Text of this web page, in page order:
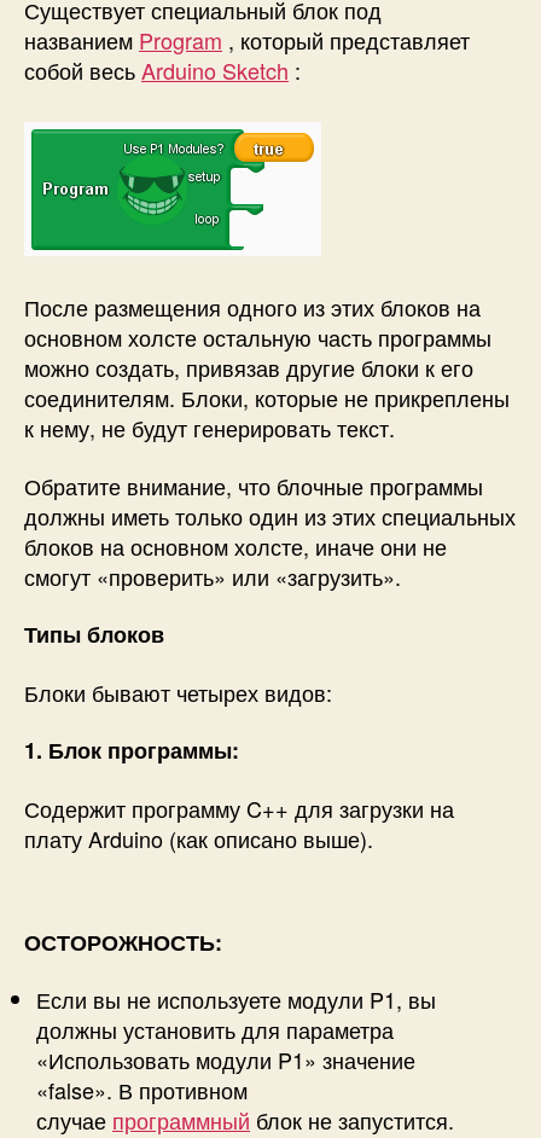
Существует специальный блок под
названием Program , который представляет
собой весьArduino Sketch :
После размещения одного из этих блоков на
основном холсте остальную часть программы
можно создать, привязав другие блоки к его
соединителям. Блоки, которые не прикреплены
к нему, не будут генерировать текст.
Обратите внимание, что блочные программы
должны иметь только один из этих специальных
блоков на основном холсте, иначе они не
смогут «проверить» или «загрузить».
Типы блоков
Блоки бывают четырех видов:
1. Блок программы:
Содержит программу C++ для загрузки на
плату Arduino (как описано выше).
ОСТОРОЖНОСТЬ:
Если вы не используете модули P1, вы
должны установить для параметра
«Использовать модули P1» значение
«false». В противном
случае программный блок не запустится.